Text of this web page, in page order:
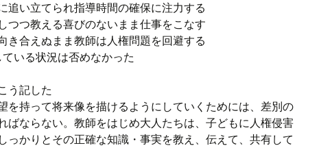
追い立てられ指導時間の確保に注力する
つつ教える喜びのないまま仕事をこなす
き合えぬまま教師は人権問題を回避する
いる状況は否めなかった
う記した
を持って将来像を描けるようにしていくためには、差別の
ばならない。教師をはじめ大人たちは、子どもに人権侵害
っかりとその正確な知識・事実を教え、伝えて、共有して